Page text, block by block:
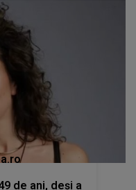
de ani, deși a